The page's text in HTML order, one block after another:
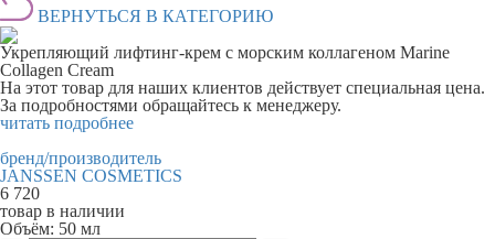
ВЕРНУТЬСЯ В КАТЕГОРИЮ
Укрепляющий лифтинг-крем с морским коллагеном Marine
Collagen Cream
На этот товар для наших клиентов действует специальная цена.
За подробностями обращайтесь к менеджеру.
читать подробнее
бренд/производитель
JANSSEN COSMETICS
6 720
товар в наличии
Объём: 50 мл